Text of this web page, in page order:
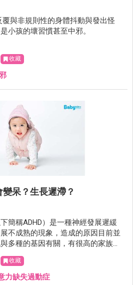
與非規則性的身體抖動與發出怪
小孩的壞習慣甚至中邪。
收藏
變呆？生長遲滯？
簡稱ADHD）是一種神經發展遲緩
不成熟的現象，造成的原因目前並
多種的基因有關，有很高的家族遺
疾病如自閉症、妥瑞氏症、品行問
收藏
力缺失過動症